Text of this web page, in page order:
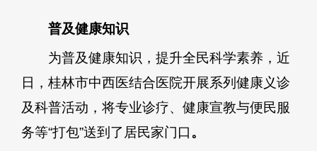
普及健康知识
为普及健康知识，提升全民科学素养，近
日，桂林市中西医结合医院开展系列健康义诊
及科普活动，将专业诊疗、健康宣教与便民服
务等“打包”送到了居民家门口 。